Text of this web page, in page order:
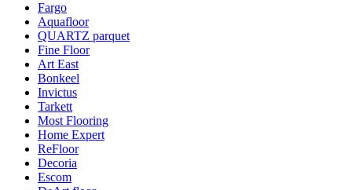
Fargo
Aquafloor
QUARTZ parquet
Fine Floor
Art East
Bonkeel
Invictus
Tarkett
Most Flooring
Home Expert
ReFloor
Decoria
Escom